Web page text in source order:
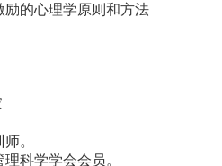
的心理学原则和方法
。
科学学会会员。